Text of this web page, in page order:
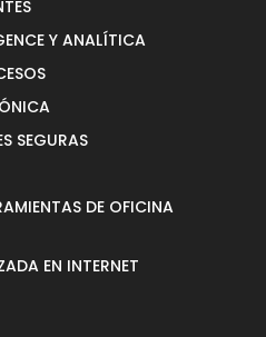
Y ANALÍTICA
SEGURAS
DE OFICINA
EN INTERNET